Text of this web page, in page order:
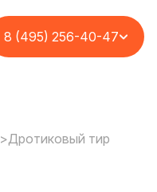
8 (495) 256-40-47
>Дротиковый тир